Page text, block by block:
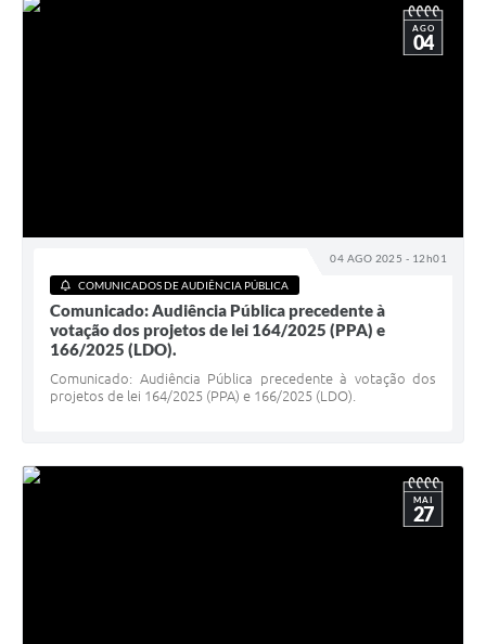
04 AGO 2025 - 12h01
AGO
04
COMUNICADOS DE AUDIÊNCIA PÚBLICA
Comunicado: Audiência Pública precedente à
votação dos projetos de lei 164/2025 (PPA) e
166/2025 (LDO).
Comunicado: Audiência Pública precedente à votação dos
projetos de lei 164/2025 (PPA) e 166/2025 (LDO).
MAI
27